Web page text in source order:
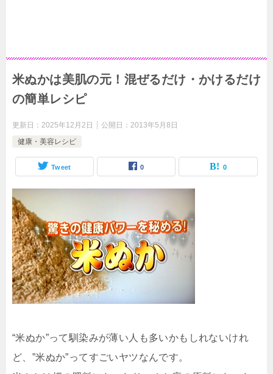
米ぬかは美肌の元！混ぜるだけ・かけるだけ
の簡単レシピ
更新日： 2025年12月2日 公開日： 2013年5月8日
健康・美容レシピ
Tweet 0 0
“米ぬか”って馴染みが薄い人も多いかもしれないけれ
ど、”米ぬか”ってすごいヤツなんです。